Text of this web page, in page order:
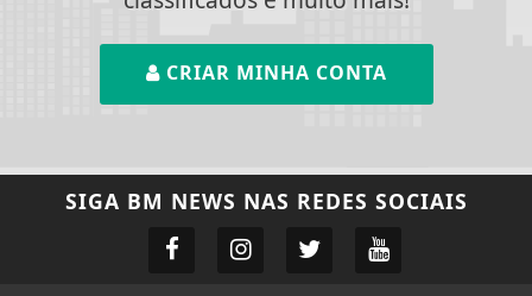
CRIAR MINHA CONTA
SIGA BM NEWS NAS REDES SOCIAIS